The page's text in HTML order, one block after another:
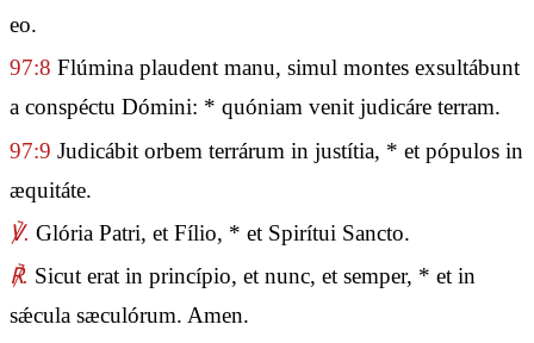
eo.
97:8 Flúmina plaudent manu, simul montes exsultábunt
a conspéctu Dómini: * quóniam venit judicáre terram.
97:9 Judicábit orbem terrárum in justítia, * et pópulos in
æquitáte.
℣. Glória Patri, et Fílio, * et Spirítui Sancto.
℟. Sicut erat in princípio, et nunc, et semper, * et in
sǽcula sæculórum. Amen.